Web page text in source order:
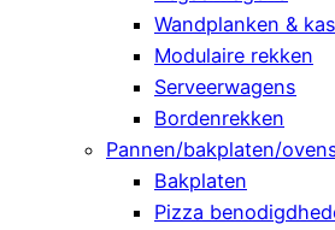
Wandplanken &
Modulaire rekken
Serveerwagens
Bordenrekken
Pannen/bakplaten/
Bakplaten
Pizza